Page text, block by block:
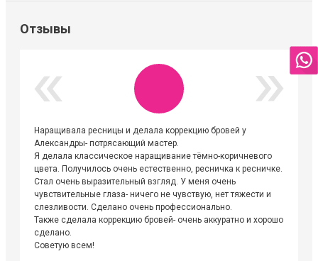
Отзывы
Наращивала ресницы и делала коррекцию бровей у
Александры- потрясающий мастер.
Я делала классическое наращивание тёмно-коричневого
цвета. Получилось очень естественно, ресничка к ресничке.
Стал очень выразительный взгляд. У меня очень
чувствительные глаза- ничего не чувствую, нет тяжести и
слезливости. Сделано очень профессионально.
Также сделала коррекцию бровей- очень аккуратно и хорошо
сделано.
Советую всем!